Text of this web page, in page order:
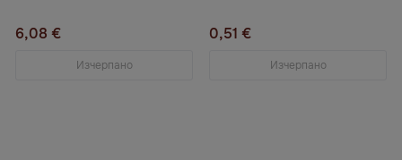
6,08 €
Изчерпано
0,51 €
Изчерпано